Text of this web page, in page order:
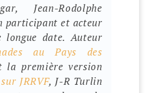
Jean-Rodolphe
participant et acteur
date. Auteur
au Pays des
la première version
sur JRRVF, J-R Turlin